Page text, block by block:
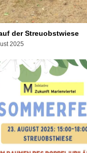
der Streuobstwiese
2025